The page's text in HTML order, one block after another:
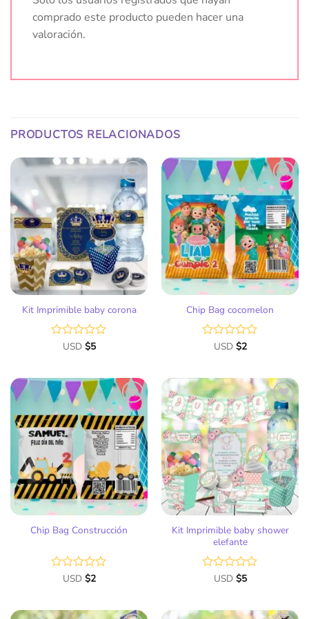
comprado este producto pueden hacer una
valoración.
PRODUCTOS RELACIONADOS
Añadir
a la
lista
de
deseos
Kit Imprimible baby corona
Valorado
de
USD $5
Añadir
a la
lista
de
deseos
Chip Bag cocomelon
Valorado
de
5
USD $2
Añadir
a la
lista
de
deseos
Chip Bag Construcción
Valorado
de
USD $2
Añadir
a la
lista
de
deseos
Kit Imprimible baby shower
elefante
Valorado
de
USD $5